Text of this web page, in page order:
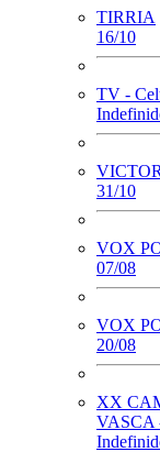
TIRRIA
16/10
TV -
31/10
VOX
07/08
VOX
20/08
XX
VASCA